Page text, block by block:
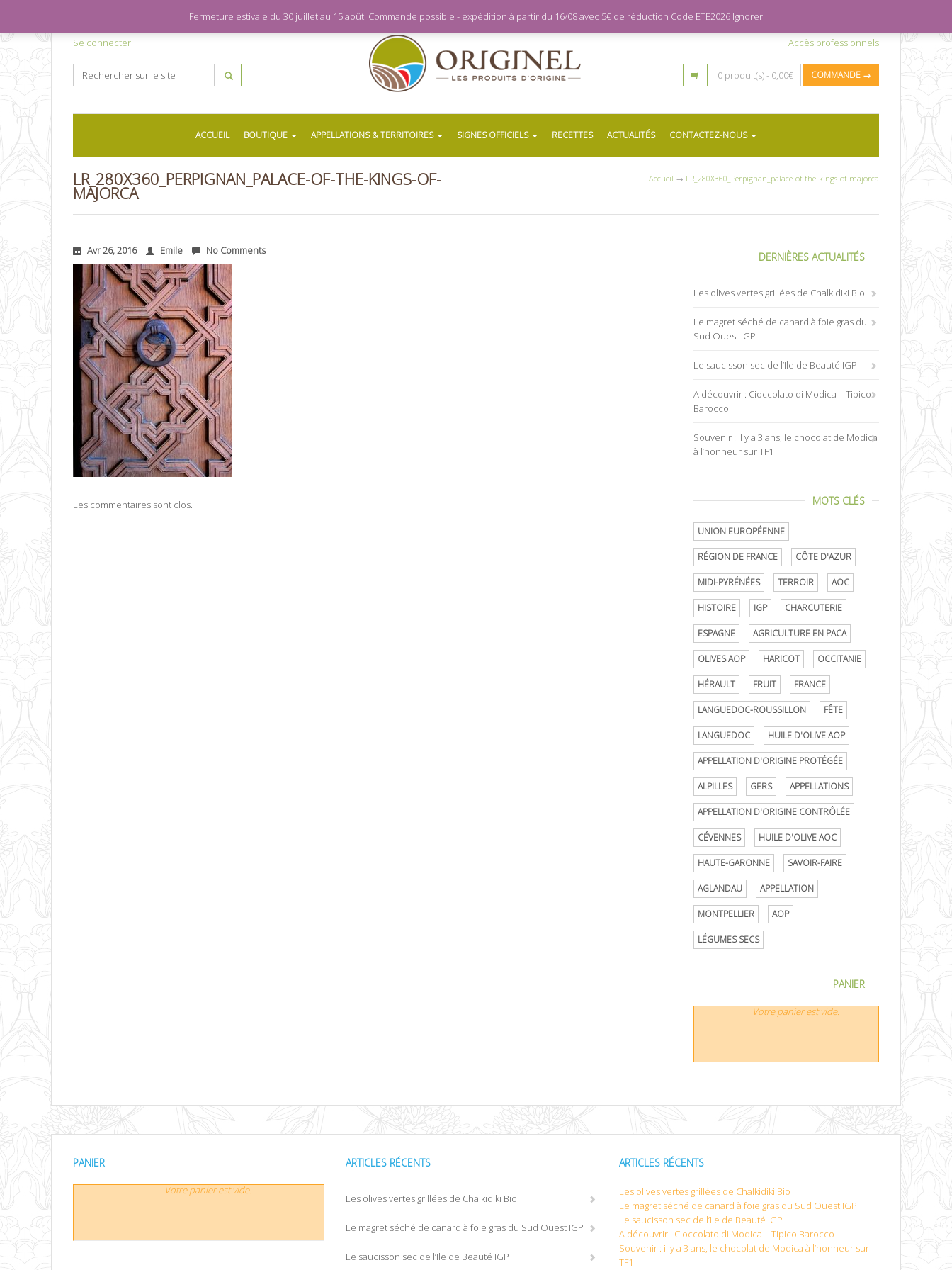
Se connecter Accès professionnels
0 produit(s) - 0,00€ COMMANDE →
ACCUEIL BOUTIQUE APPELLATIONS & TERRITOIRES SIGNES OFFICIELS RECETTES ACTUALITÉS CONTACTEZ-NOUS
LR_280X360_PERPIGNAN_PALACE-OF-THE-KINGS-OF-
MAJORCA
Accueil → LR_280X360_Perpignan_palace-of-the-kings-of-majorca
Avr 26, 2016 Emile No Comments
Les commentaires sont clos.
DERNIÈRES ACTUALITÉS
Les olives vertes grillées de Chalkidiki Bio
Le magret séché de canard à foie gras du
Sud Ouest IGP
Le saucisson sec de l’Ile de Beauté IGP
A découvrir : Cioccolato di Modica – Tipico
Barocco
Souvenir : il y a 3 ans, le chocolat de Modica
à l’honneur sur TF1
MOTS CLÉS
UNION EUROPÉENNE
RÉGION DE FRANCE CÔTE D'AZUR
MIDI-PYRÉNÉES TERROIR AOC
HISTOIRE IGP CHARCUTERIE
ESPAGNE AGRICULTURE EN PACA
OLIVES AOP HARICOT OCCITANIE
HÉRAULT FRUIT FRANCE
LANGUEDOC-ROUSSILLON FÊTE
LANGUEDOC HUILE D'OLIVE AOP
APPELLATION D'ORIGINE PROTÉGÉE
ALPILLES GERS APPELLATIONS
APPELLATION D'ORIGINE CONTRÔLÉE
CÉVENNES HUILE D'OLIVE AOC
HAUTE-GARONNE SAVOIR-FAIRE
AGLANDAU APPELLATION
MONTPELLIER AOP
LÉGUMES SECS
PANIER
Votre panier est vide.
PANIER
Votre panier est vide.
ARTICLES RÉCENTS
Les olives vertes grillées de Chalkidiki Bio
Le magret séché de canard à foie gras du Sud Ouest IGP
Le saucisson sec de l’Ile de Beauté IGP
ARTICLES RÉCENTS
Les olives vertes grillées de Chalkidiki Bio
Le magret séché de canard à foie gras du Sud Ouest IGP
Le saucisson sec de l’Ile de Beauté IGP
A découvrir : Cioccolato di Modica – Tipico Barocco
Souvenir : il y a 3 ans, le chocolat de Modica à l’honneur sur
TF1
Fermeture estivale du 30 juillet au 15 août. Commande possible - expédition à partir du 16/08 avec 5€ de réduction Code ETE2026 Ignorer